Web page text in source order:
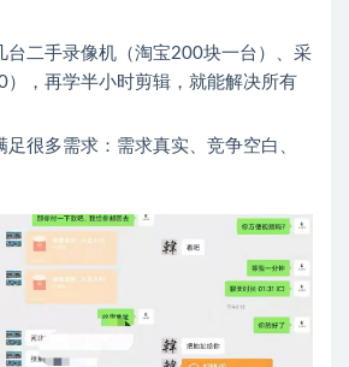
台二手录像机（淘宝200块一台）、采
，再学半小时剪辑，就能解决所有
足很多需求：需求真实、竞争空白、